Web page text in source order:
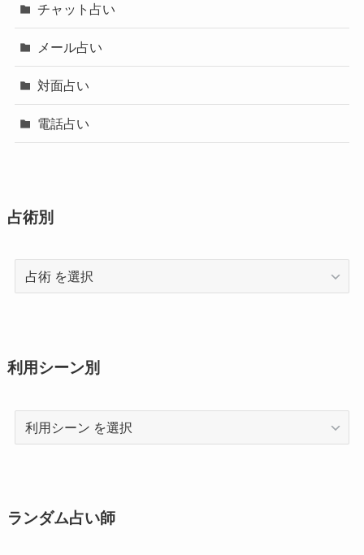
チャット占い
メール占い
対面占い
電話占い
占術別
術
利用シーン別
利
用
ン
ランダム占い師